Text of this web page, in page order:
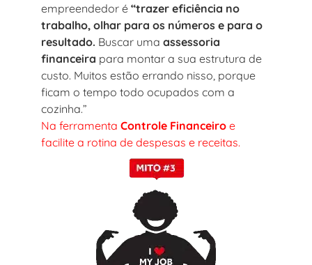
empreendedor é “trazer eficiência no
trabalho, olhar para os números e para o
resultado. Buscar uma assessoria
financeira para montar a sua estrutura de
custo. Muitos estão errando nisso, porque
ficam o tempo todo ocupados com a
cozinha.”
Na ferramenta Controle Financeiro e
facilite a rotina de despesas e receitas.